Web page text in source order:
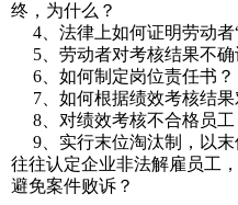
终，为什么？
4、法律上如何证明劳动者
5、劳动者对考核结果不确
6、如何制定岗位责任书？
7、如何根据绩效考核结果
8、对绩效考核不合格员工
9、实行末位淘汰制，以末
往往认定企业非法解雇员工
避免案件败诉？